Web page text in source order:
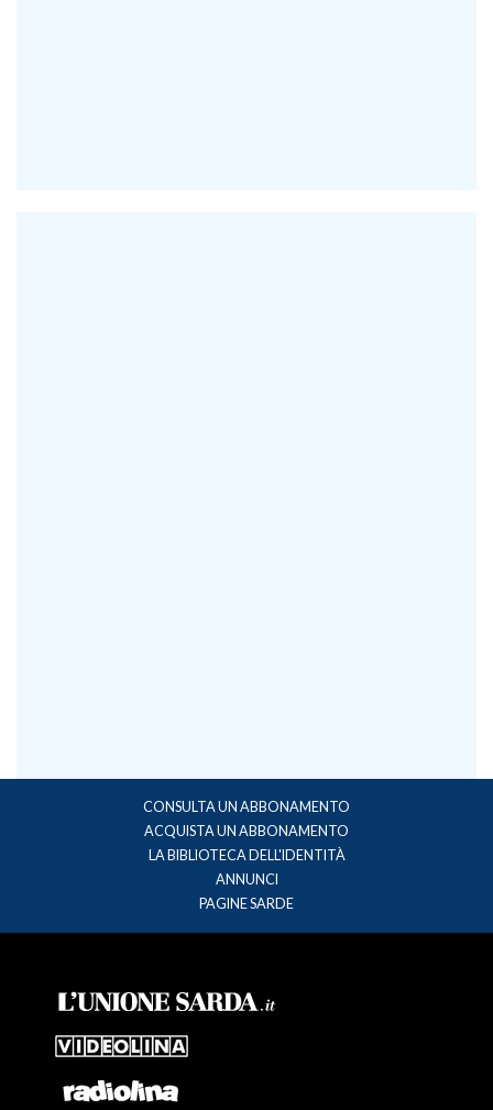
CONSULTA UN ABBONAMENTO
ACQUISTA UN ABBONAMENTO
LA BIBLIOTECA DELL'IDENTITÀ
ANNUNCI
PAGINE SARDE